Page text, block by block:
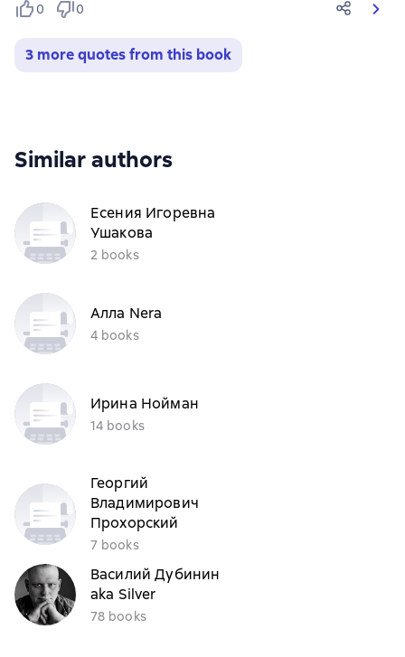
0 0
3 more quotes from this book
Similar authors
Есения Игоревна
Ушакова
2 books
Алла Nera
4 books
Ирина Нойман
14 books
Георгий
Владимирович
Прохорский
7 books
Василий Дубинин
aka Silver
78 books